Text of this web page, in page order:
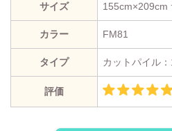
サイズ 155cm×209cm
カラー FM81
タイプ カットパイル
評価